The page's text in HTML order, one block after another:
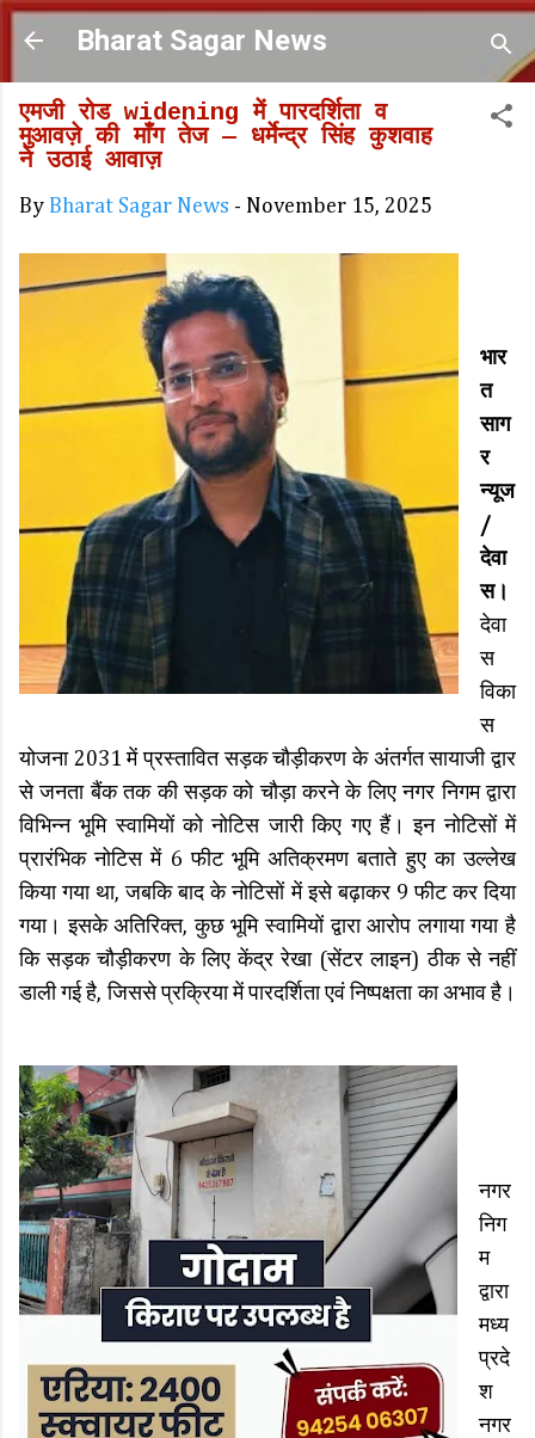
Skip to main content
Bharat Sagar News
एमजी रोड widening में पारदर्शिता व
मुआवज़े की माँग तेज — धर्मेन्द्र सिंह कुशवाह
ने उठाई आवाज़
By Bharat Sagar News - November 15, 2025
भार
त
साग
र
न्यूज
/
देवा
स।
देवा
स
विका
स
योजना 2031 में प्रस्तावित सड़क चौड़ीकरण के अंतर्गत सायाजी द्वार
से जनता बैंक तक की सड़क को चौड़ा करने के लिए नगर निगम द्वारा
विभिन्न भूमि स्वामियों को नोटिस जारी किए गए हैं। इन नोटिसों में
प्रारंभिक नोटिस में 6 फीट भूमि अतिक्रमण बताते हुए का उल्लेख
किया गया था, जबकि बाद के नोटिसों में इसे बढ़ाकर 9 फीट कर दिया
गया। इसके अतिरिक्त, कुछ भूमि स्वामियों द्वारा आरोप लगाया गया है
कि सड़क चौड़ीकरण के लिए केंद्र रेखा (सेंटर लाइन) ठीक से नहीं
डाली गई है, जिससे प्रक्रिया में पारदर्शिता एवं निष्पक्षता का अभाव है।
नगर
निग
म
द्वारा
मध्य
प्रदे
श
नगर